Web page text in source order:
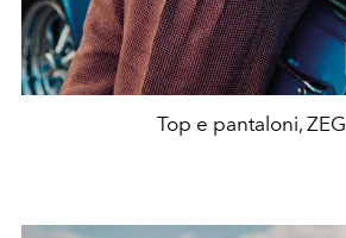
Top e pantaloni,